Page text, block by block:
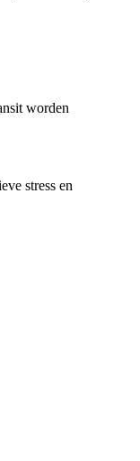
worden
stress en